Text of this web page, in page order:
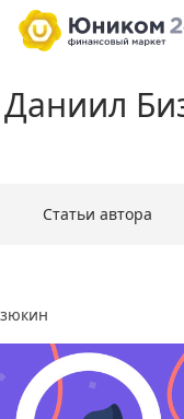
Даниил
Статьи автора